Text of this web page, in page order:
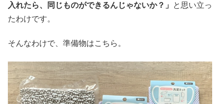
入れたら、同じものができるんじゃないか？」
と思い立っ
たわけです。
そんなわけで、準備物はこちら。